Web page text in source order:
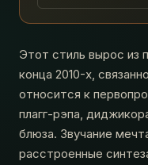
Этот стиль вырос из
конца 2010-х,
относится к
плагг-рэпа,
блюза. Звучание
расстроенные